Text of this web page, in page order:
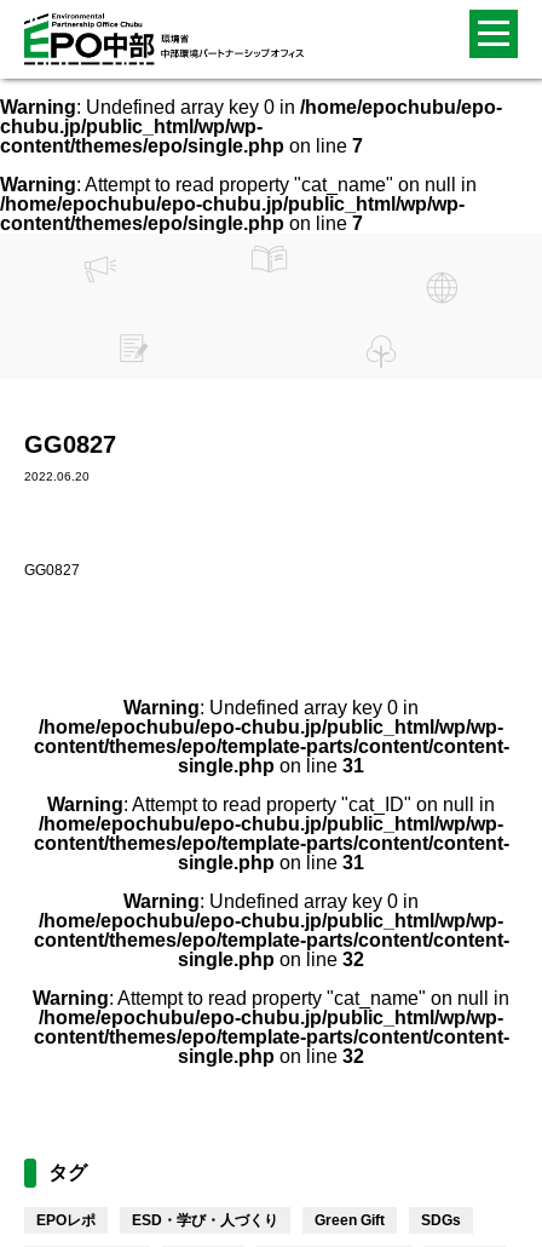
Warning: Undefined array key 0 in /home/epochubu/epo-
chubu.jp/public_html/wp/wp-
content/themes/epo/single.php on line 7
Warning: Attempt to read property "cat_name" on null in
/home/epochubu/epo-chubu.jp/public_html/wp/wp-
content/themes/epo/single.php on line 7
GG0827
2022.06.20
GG0827
Warning: Undefined array key 0 in
/home/epochubu/epo-chubu.jp/public_html/wp/wp-
content/themes/epo/template-parts/content/content-
single.php on line 31
Warning: Attempt to read property "cat_ID" on null in
/home/epochubu/epo-chubu.jp/public_html/wp/wp-
content/themes/epo/template-parts/content/content-
single.php on line 31
Warning: Undefined array key 0 in
/home/epochubu/epo-chubu.jp/public_html/wp/wp-
content/themes/epo/template-parts/content/content-
single.php on line 32
Warning: Attempt to read property "cat_name" on null in
/home/epochubu/epo-chubu.jp/public_html/wp/wp-
content/themes/epo/template-parts/content/content-
single.php on line 32
タグ
EPOレポ ESD・学び・人づくり Green Gift SDGs